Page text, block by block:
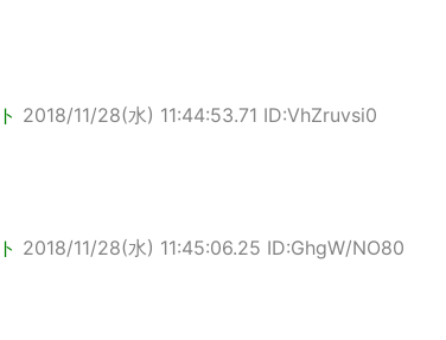
2018/11/28(水) 11:44:53.71 ID:VhZruvsi0
2018/11/28(水) 11:45:06.25 ID:GhgW/NO80